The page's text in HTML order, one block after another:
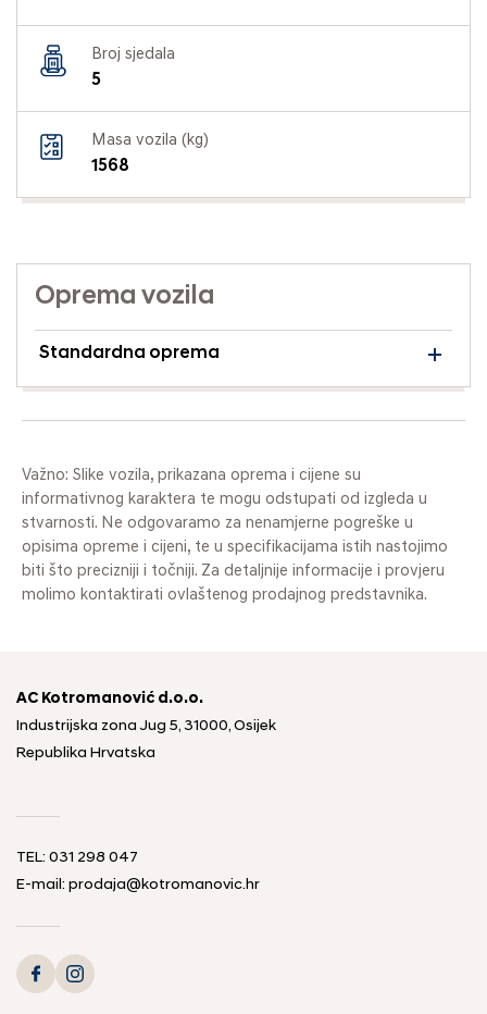
Broj sjedala
5
Masa vozila (kg)
1568
Oprema vozila
Standardna oprema
Važno: Slike vozila, prikazana oprema i cijene su
informativnog karaktera te mogu odstupati od izgleda u
stvarnosti. Ne odgovaramo za nenamjerne pogreške u
opisima opreme i cijeni, te u specifikacijama istih nastojimo
biti što precizniji i točniji. Za detaljnije informacije i provjeru
molimo kontaktirati ovlaštenog prodajnog predstavnika.
AC Kotromanović d.o.o.
Industrijska zona Jug 5, 31000, Osijek
Republika Hrvatska
TEL: 031 298 047
E-mail: prodaja@kotromanovic.hr